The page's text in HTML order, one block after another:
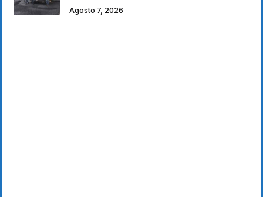
Agosto 7, 2026